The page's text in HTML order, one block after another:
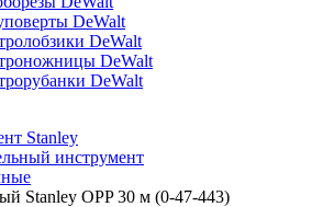
DeWalt
DeWalt
DeWalt
DeWalt
Stanley
инструмент
Stanley OPP 30 м (0-47-443)